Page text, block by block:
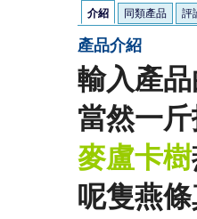
介紹 同類產品 評
產品介紹
輸入產
當然一
麥盧卡樹
呢隻燕